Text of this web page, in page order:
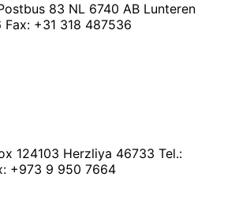
83 NL 6740 AB Lunteren
+31 318 487536
124103 Herzliya 46733 Tel.:
+973 9 950 7664